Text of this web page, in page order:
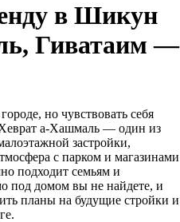
в Шикун
Гиватаим —
но чувствовать себя
а-Хашмаль — один из
застройки,
с парком и магазинами
подходит семьям и
под домом вы не найдете, и
планы на будущие стройки и